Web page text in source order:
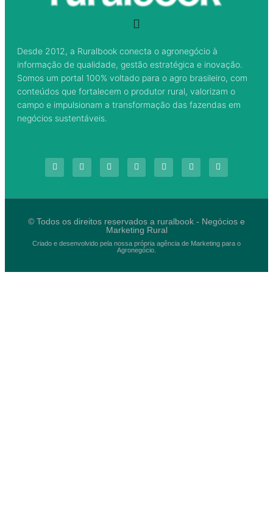
Desde 2012, a Ruralbook conecta o agronegócio à
informação de qualidade, gestão estratégica e inovação.
Somos um portal 100% voltado para o agro brasileiro, com
conteúdos que fortalecem o produtor rural, valorizam o
campo e impulsionam a transformação das fazendas em
negócios sustentáveis.
© Todos os direitos reservados a ruralbook - Negócios e
Marketing Rural
Criado e desenvolvido pela nossa própria agência de Marketing para o
Agronegócio.